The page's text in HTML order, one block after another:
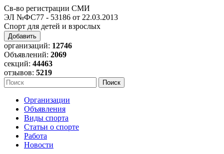
Св-во регистрации СМИ
ЭЛ №ФС77 - 53186 от 22.03.2013
Спорт для детей и взрослых
Добавить
организаций: 12746
Объявлений: 2069
секций: 44463
отзывов: 5219
Организации
Объявления
Виды спорта
Статьи о спорте
Работа
Новости